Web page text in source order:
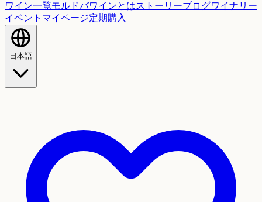
ワイン一覧モルドバワインとはストーリーブログワイナリー
イベント マイページ定期購入
日本語